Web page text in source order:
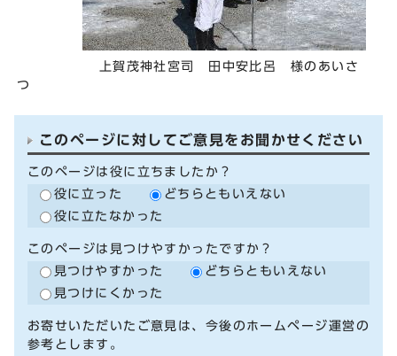
上賀茂神社宮司 田中安比呂 様のあいさ
つ
このページに対してご意見をお聞かせください
このページは役に立ちましたか？
役に立った
どちらともいえない
役に立たなかった
このページは見つけやすかったですか？
見つけやすかった
どちらともいえない
見つけにくかった
お寄せいただいたご意見は、今後のホームページ運営の
参考とします。